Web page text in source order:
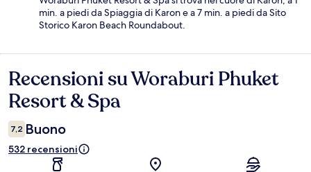
min. a piedi da Spiaggia di Karon e a 7 min. a piedi da Sito
Storico Karon Beach Roundabout.
Recensioni
Recensioni su Woraburi Phuket
Resort & Spa
7,2 Buono
532 recensioni